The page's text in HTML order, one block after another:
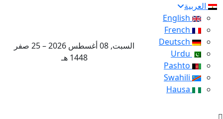
العربية
السبت, 08 أغسطس 2026 – 25 صفر
1448 هـ